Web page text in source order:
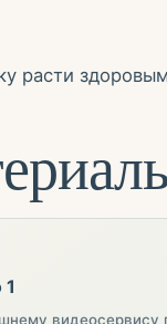
расти
видеосервису